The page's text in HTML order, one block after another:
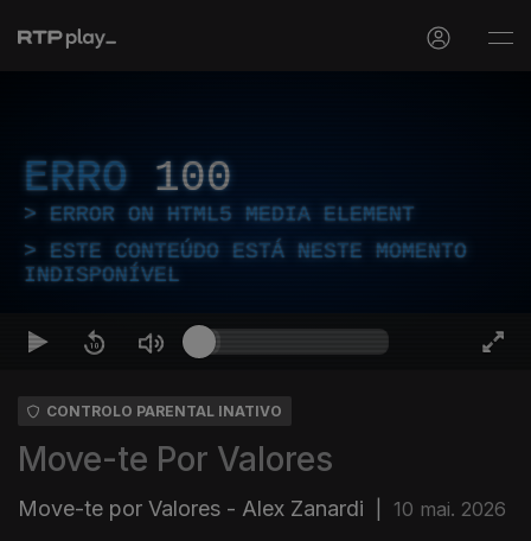
ERRO 100
ERROR ON HTML5 MEDIA ELEMENT
ESTE CONTEÚDO ESTÁ NESTE MOMENTO
INDISPONÍVEL
CONTROLO PARENTAL INATIVO
Move-te Por Valores
Move-te por Valores - Alex Zanardi 10 mai. 2026